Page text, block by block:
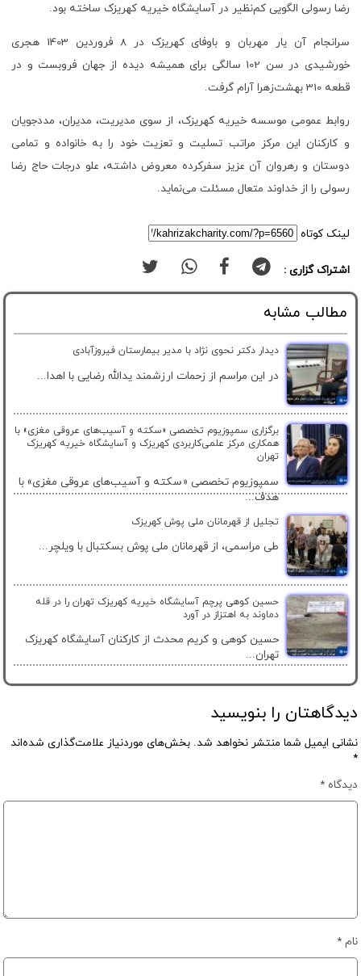
رضا رسولی الگویی کم‌نظیر در آسایشگاه خیریه کهریزک ساخته بود.
سرانجام آن یار مهربان و باوفای کهریزک در 8 فروردین 1403 هجری
خورشیدی در سن 102 سالگی برای همیشه دیده از جهان فروبست و در
قطعه 310 بهشت‌زهرا آرام گرفت.
روابط عمومی موسسه خیریه کهریزک، از سوی مدیریت، مدیران، مددجویان
و کارکنان این مرکز مراتب تسلیت و تعزیت خود را به خانواده و تمامی
دوستان و رهروان آن عزیز سفرکرده معروض داشته، علو درجات حاج رضا
رسولی را از خداوند متعال مسئلت می‌نماید.
لینک کوتاه
اشتراک گزاری :
مطالب مشابه
دیدار دکتر نحوی نژاد با مدیر بیمارستان فیروزآبادی
در این مراسم از زحمات ارزشمند یدالله رضایی با اهدا...
برگزاری سمپوزیوم تخصصی «سکته و آسیب‌های عروقی مغزی» با
همکاری مرکز علمی‌کاربردی کهریزک و آسایشگاه خیریه کهریزک
تهران
سمپوزیوم تخصصی «سکته و آسیب‌های عروقی مغزی» با
هدف...
تجلیل از قهرمانان ملی پوش کهریزک
طی مراسمی، از قهرمانان ملی پوش بسکتبال با ویلچر...
حسین کوهی پرچم آسایشگاه خیریه کهریزک تهران را در قله
دماوند به اهتزاز در آورد
حسین کوهی و کریم محدث از کارکنان آسایشگاه کهریزک
تهران...
دیدگاهتان را بنویسید
نشانی ایمیل شما منتشر نخواهد شد. بخش‌های موردنیاز علامت‌گذاری شده‌اند
*
دیدگاه*
نام*